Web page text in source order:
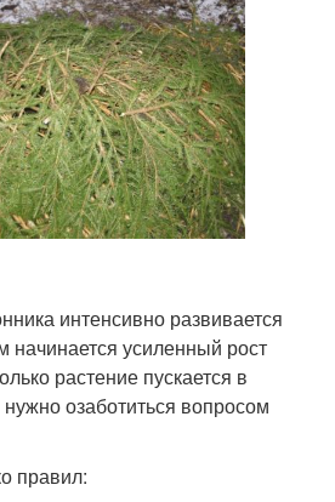
интенсивно развивается
начинается усиленный рост
растение пускается в
озаботиться вопросом
правил: